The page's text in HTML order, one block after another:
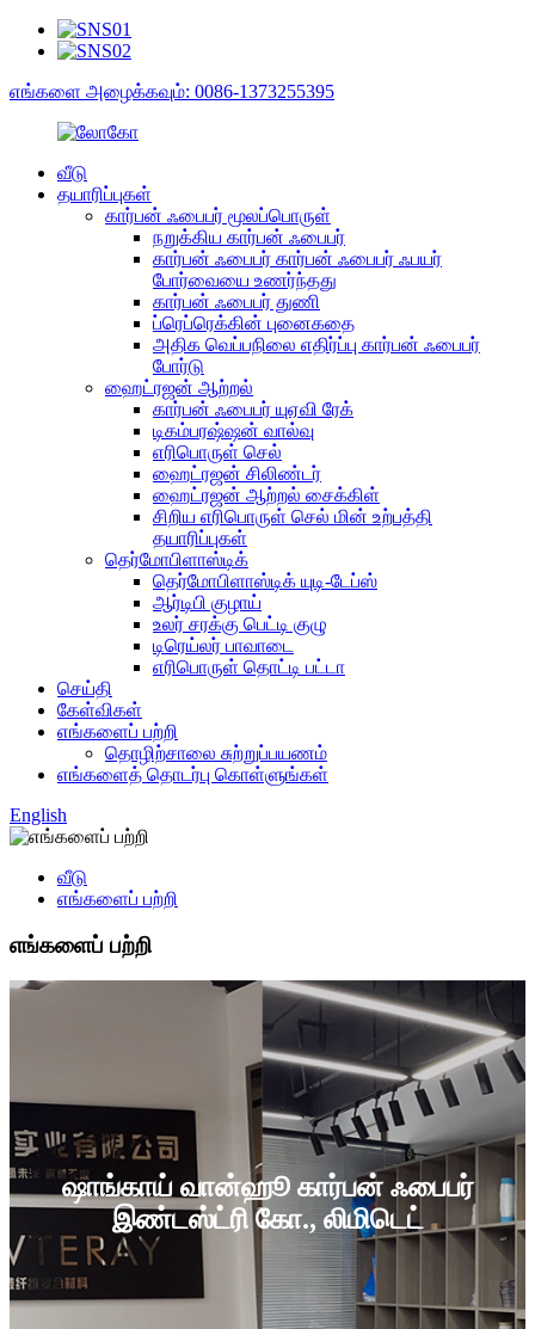
எங்களை அழைக்கவும்: 0086-1373255395
வீடு
தயாரிப்புகள்
கார்பன் ஃபைபர் மூலப்பொருள்
நறுக்கிய கார்பன் ஃபைபர்
கார்பன் ஃபைபர் கார்பன் ஃபைபர் ஃபயர்
போர்வையை உணர்ந்தது
கார்பன் ஃபைபர் துணி
ப்ரெப்ரெக்கின் புனைகதை
அதிக வெப்பநிலை எதிர்ப்பு கார்பன் ஃபைபர்
போர்டு
ஹைட்ரஜன் ஆற்றல்
கார்பன் ஃபைபர் யுஏவி ரேக்
டிகம்பரஷ்ஷன் வால்வு
எரிபொருள் செல்
ஹைட்ரஜன் சிலிண்டர்
ஹைட்ரஜன் ஆற்றல் சைக்கிள்
சிறிய எரிபொருள் செல் மின் உற்பத்தி
தயாரிப்புகள்
தெர்மோபிளாஸ்டிக்
தெர்மோபிளாஸ்டிக் யுடி-டேப்ஸ்
ஆர்டிபி குழாய்
உலர் சரக்கு பெட்டி குழு
டிரெய்லர் பாவாடை
எரிபொருள் தொட்டி பட்டா
செய்தி
கேள்விகள்
எங்களைப் பற்றி
தொழிற்சாலை சுற்றுப்பயணம்
எங்களைத் தொடர்பு கொள்ளுங்கள்
English
வீடு
எங்களைப் பற்றி
எங்களைப் பற்றி
ஷாங்காய் வான்ஹூ கார்பன் ஃபைபர்
இண்டஸ்ட்ரி கோ., லிமிடெட்